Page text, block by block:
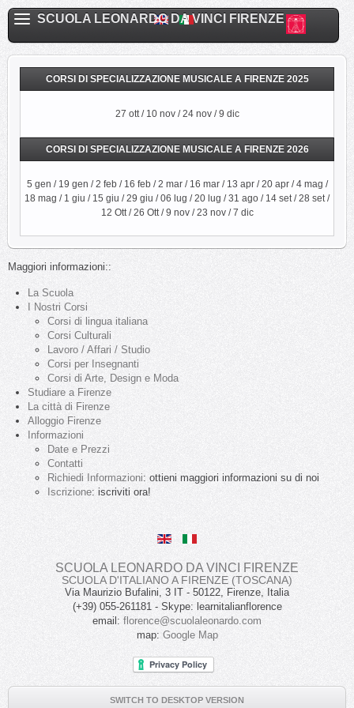
SCUOLA LEONARDO DA VINCI FIRENZE
CORSI DI SPECIALIZZAZIONE MUSICALE A FIRENZE 2025
27 ott / 10 nov / 24 nov / 9 dic
CORSI DI SPECIALIZZAZIONE MUSICALE A FIRENZE 2026
5 gen / 19 gen / 2 feb / 16 feb / 2 mar / 16 mar / 13 apr / 20 apr / 4 mag /
18 mag / 1 giu / 15 giu / 29 giu / 06 lug / 20 lug / 31 ago / 14 set / 28 set /
12 Ott / 26 Ott / 9 nov / 23 nov / 7 dic
Maggiori informazioni::
La Scuola
I Nostri Corsi
Corsi di lingua italiana
Corsi Culturali
Lavoro / Affari / Studio
Corsi per Insegnanti
Corsi di Arte, Design e Moda
Studiare a Firenze
La città di Firenze
Alloggio Firenze
Informazioni
Date e Prezzi
Contatti
Richiedi Informazioni: ottieni maggiori informazioni su di noi
Iscrizione: iscriviti ora!
SCUOLA LEONARDO DA VINCI FIRENZE
SCUOLA D'ITALIANO A FIRENZE (TOSCANA)
Via Maurizio Bufalini, 3 IT - 50122, Firenze, Italia
(+39) 055-261181- Skype: learnitalianflorence
email: florence@scuolaleonardo.com
map: Google Map
SWITCH TO DESKTOP VERSION